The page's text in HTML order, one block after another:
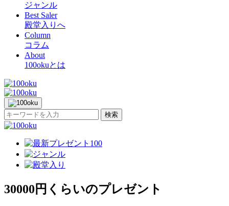
ジャンル
Best Saler
殿堂入りへ
Column
コラム
About
100okuとは
検索
30000円くらいのプレゼント